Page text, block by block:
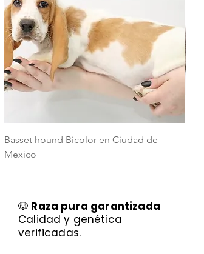
Basset hound Bicolor en Ciudad de
Mexico
🐶 Raza pura garantizada
Calidad y genética
verificadas.